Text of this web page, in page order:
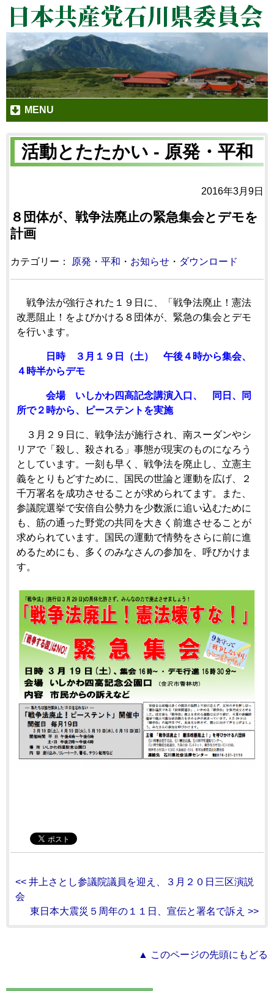
MENU
活動とたたかい - 原発・平和
2016年3月9日
８団体が、戦争法廃止の緊急集会とデモを
計画
カテゴリー： 原発・平和 ・ お知らせ ・ ダウンロード
戦争法が強行された１９日に、「戦争法廃止！憲法
改悪阻止！をよびかける８団体が、緊急の集会とデモ
を行います。
日時 ３月１９日（土） 午後４時から集会、
４時半からデモ
会場 いしかわ四高記念講演入口、 同日、同
所で２時から、ピーステントを実施
３月２９日に、戦争法が施行され、南スーダンやシ
リアで「殺し、殺される」事態が現実のものになろう
としています。一刻も早く、戦争法を廃止し、立憲主
義をとりもどすために、国民の世論と運動を広げ、２
千万署名を成功させることが求められてます。また、
参議院選挙で安倍自公勢力を少数派に追い込むために
も、筋の通った野党の共同を大きく前進させることが
求められています。国民の運動で情勢をさらに前に進
めるためにも、多くのみなさんの参加を、呼びかけま
す。
<< 井上さとし参議院議員を迎え、３月２０日三区演説
会
東日本大震災５周年の１１日、宣伝と署名で訴え >>
▲ このページの先頭にもどる